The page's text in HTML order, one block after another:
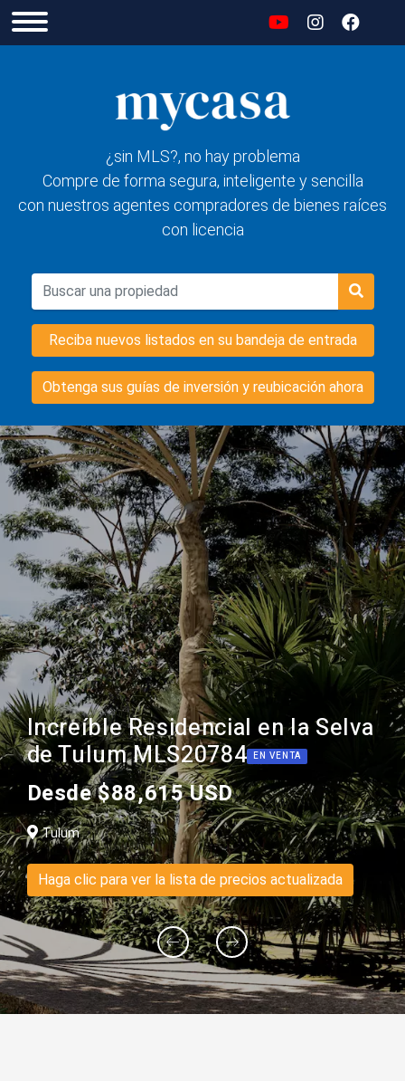
¿sin MLS?, no hay problema
Compre de forma segura, inteligente y sencilla
con nuestros agentes compradores de bienes raíces
con licencia
Reciba nuevos listados en su bandeja de entrada
Obtenga sus guías de inversión y reubicación ahora
Increíble Residencial en la Selva
de Tulum MLS20784 EN VENTA
Desde $88,615 USD
Tulum
Haga clic para ver la lista de precios actualizada